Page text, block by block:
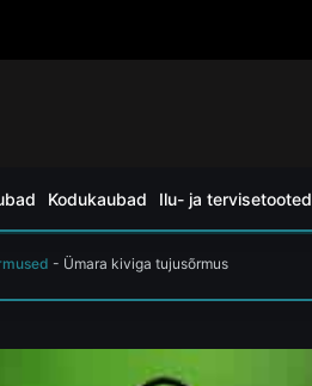
Kodukaubad Ilu- ja tervisetooted
- Ümara kiviga tujusõrmus